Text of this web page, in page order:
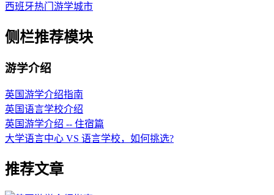
西班牙热门游学城市
侧栏推荐模块
游学介绍
英国游学介绍指南
英国语言学校介绍
英国游学介绍 -- 住宿篇
大学语言中心 VS 语言学校，如何挑选?
推荐文章